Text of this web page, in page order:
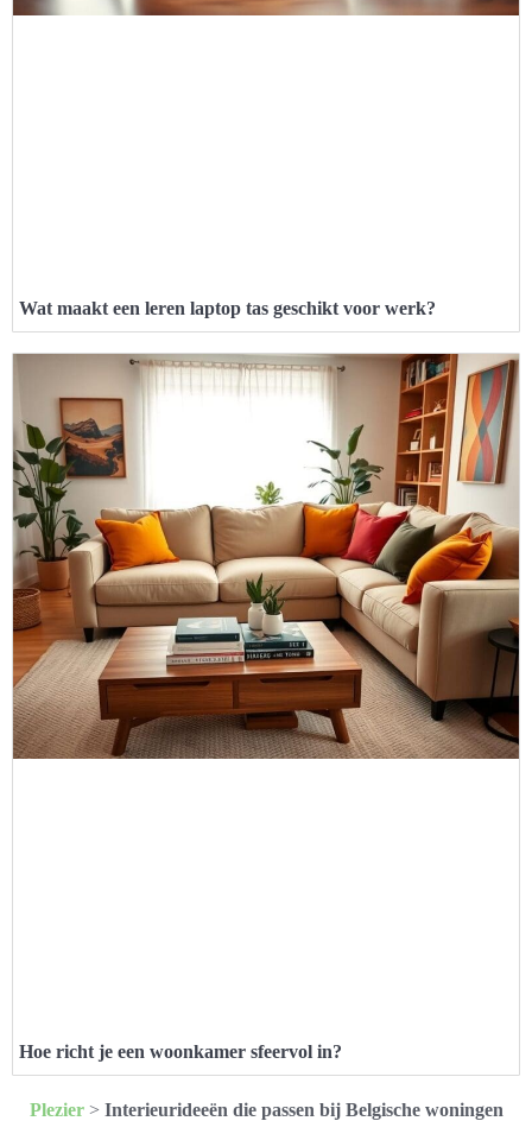
Wat maakt een leren laptop tas geschikt voor werk?
Hoe richt je een woonkamer sfeervol in?
Plezier> Interieurideeën die passen bij Belgische woningen